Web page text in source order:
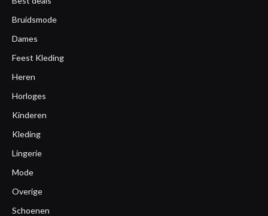
Bruidsmode
Dames
Feest Kleding
Heren
Horloges
Kinderen
Kleding
Lingerie
Mode
Overige
Schoenen